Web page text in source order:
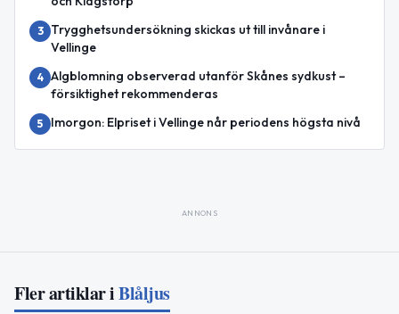
3
Trygghetsundersökning skickas ut till invånare i
Vellinge
4 Algblomning observerad utanför Skånes sydkust –
försiktighet rekommenderas
5 Imorgon: Elpriset i Vellinge når periodens högsta nivå
ANNONS
Fler artiklar iBlåljus